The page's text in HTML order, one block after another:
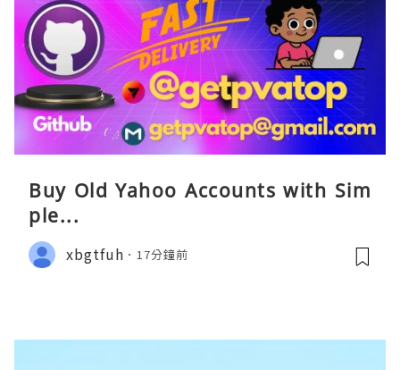
Buy Old Yahoo Accounts with Sim
ple...
xbgtfuh 17分鐘前